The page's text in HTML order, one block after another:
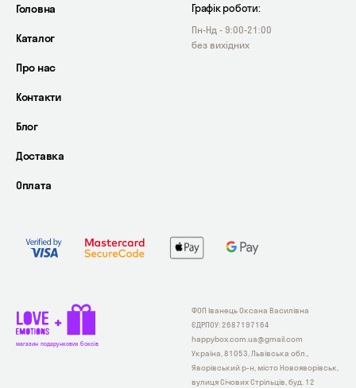
Головна
Каталог
Про нас
Контакти
Блог
Доставка
Оплата
Графік роботи:
Пн-Нд - 9:00-21:00
без вихідних
магазин подарункових боксів
ФОП Іванець Оксана Василівна
ЄДРПОУ: 2687197164
happybox.com.ua@gmail.com
Україна, 81053, Львівська обл.,
Яворівський р-н, місто Новояворівськ,
вулиця Січових Стрільців, буд. 12